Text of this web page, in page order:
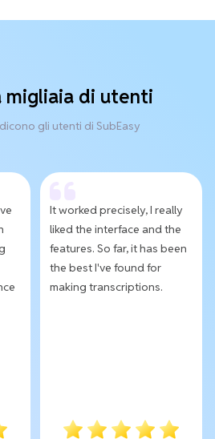
migliaia di utenti
gli utenti di SubEasy
It worked precisely, I really
liked the interface and the
features. So far, it has been
the best I've found for
making transcriptions.